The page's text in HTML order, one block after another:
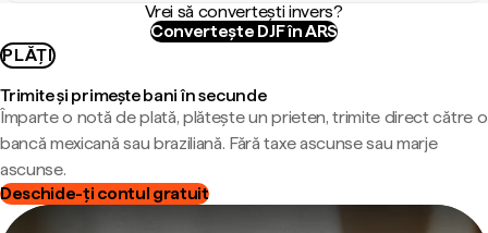
Vrei să convertești invers?
Convertește DJF în ARS
PLĂȚI
Trimite și primește bani în secunde
Împarte o notă de plată, plătește un prieten, trimite direct către o
bancă mexicană sau braziliană. Fără taxe ascunse sau marje
ascunse.
Deschide-ți contul gratuit